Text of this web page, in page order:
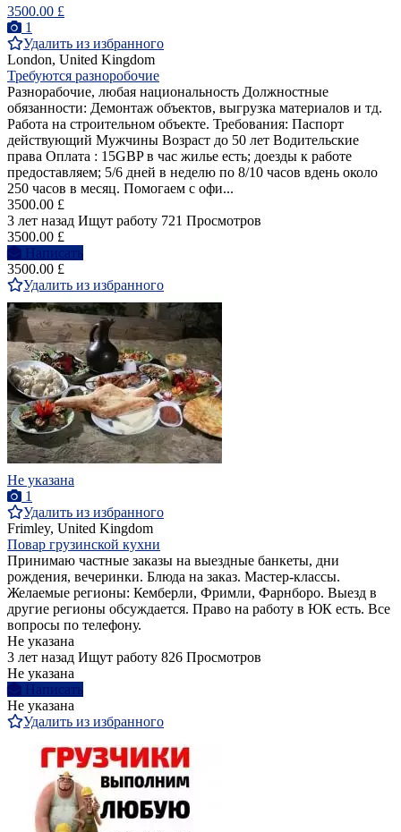
3500.00 £
1
Удалить из избранного
London, United Kingdom
Требуются разноробочие
Разнорабочие, любая национальность Должностные
обязанности: Демонтаж объектов, выгрузка материалов и тд.
Работа на строительном объекте. Требования: Паспорт
действующий Мужчины Возраст до 50 лет Водительские
права Оплата : ️15GBP в час ️жилье есть; ️доезды к работе
предоставляем; ️5/6 дней в неделю по 8/10 часов вдень ️около
250 часов в месяц. Помогаем с офи...
3500.00 £
3 лет назад Ищут работу 721 Просмотров
3500.00 £
Написать
3500.00 £
Удалить из избранного
Не указана
1
Удалить из избранного
Frimley, United Kingdom
Повар грузинской кухни
Принимаю частные заказы на выездные банкеты, дни
рождения, вечеринки. Блюда на заказ. Мастер-классы.
Желаемые регионы: Кемберли, Фримли, Фарнборо. Выезд в
другие регионы обсуждается. Право на работу в ЮК есть. Все
вопросы по телефону.
Не указана
3 лет назад Ищут работу 826 Просмотров
Не указана
Написать
Не указана
Удалить из избранного